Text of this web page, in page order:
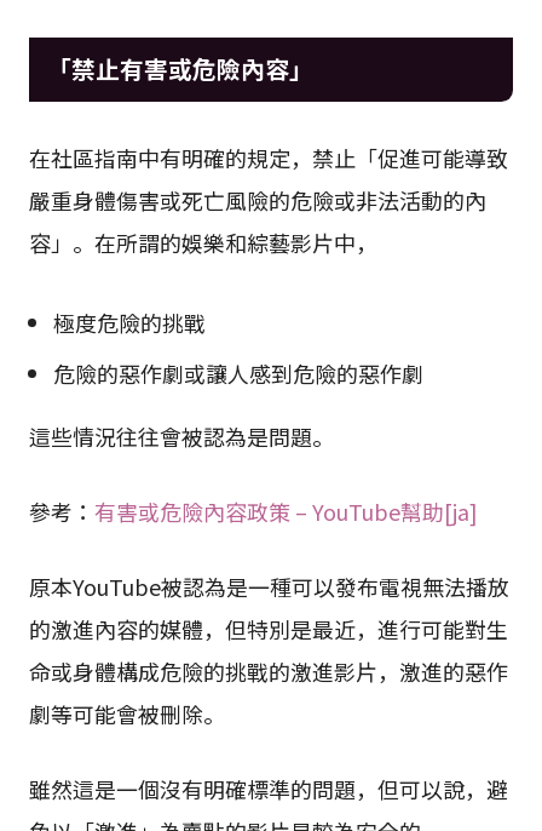
「禁止有害或危險內容」
在社區指南中有明確的規定，禁止「促進可能導致
嚴重身體傷害或死亡風險的危險或非法活動的內
容」。在所謂的娛樂和綜藝影片中，
極度危險的挑戰
危險的惡作劇或讓人感到危險的惡作劇
這些情況往往會被認為是問題。
參考： 有害或危險內容政策 – YouTube幫助[ja]
原本YouTube被認為是一種可以發布電視無法播放
的激進內容的媒體，但特別是最近，進行可能對生
命或身體構成危險的挑戰的激進影片，激進的惡作
劇等可能會被刪除。
雖然這是一個沒有明確標準的問題，但可以說，避